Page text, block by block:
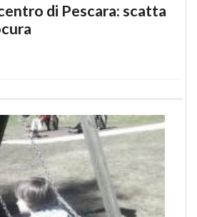
di Pescara: scatta